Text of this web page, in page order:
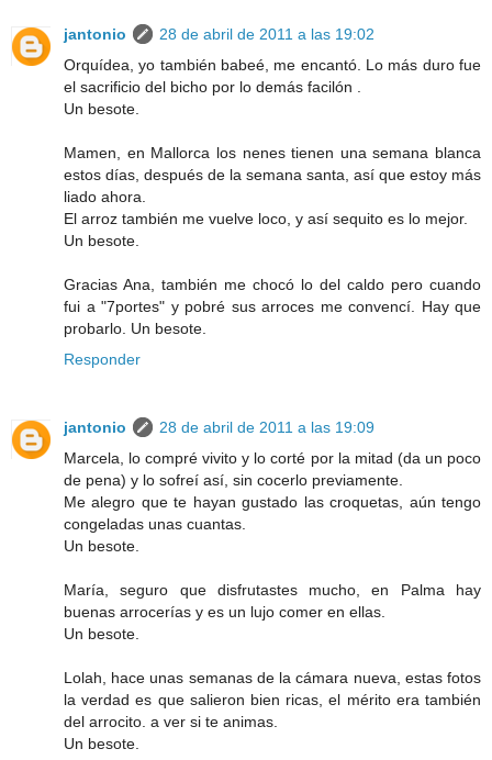
jantonio
28 de abril de 2011 a las 19:02
Orquídea, yo también babeé, me encantó. Lo más duro fue
el sacrificio del bicho por lo demás facilón .
Un besote.
Mamen, en Mallorca los nenes tienen una semana blanca
estos días, después de la semana santa, así que estoy más
liado ahora.
El arroz también me vuelve loco, y así sequito es lo mejor.
Un besote.
Gracias Ana, también me chocó lo del caldo pero cuando
fui a "7portes" y pobré sus arroces me convencí. Hay que
probarlo. Un besote.
Responder
jantonio
28 de abril de 2011 a las 19:09
Marcela, lo compré vivito y lo corté por la mitad (da un poco
de pena) y lo sofreí así, sin cocerlo previamente.
Me alegro que te hayan gustado las croquetas, aún tengo
congeladas unas cuantas.
Un besote.
María, seguro que disfrutastes mucho, en Palma hay
buenas arrocerías y es un lujo comer en ellas.
Un besote.
Lolah, hace unas semanas de la cámara nueva, estas fotos
la verdad es que salieron bien ricas, el mérito era también
del arrocito. a ver si te animas.
Un besote.